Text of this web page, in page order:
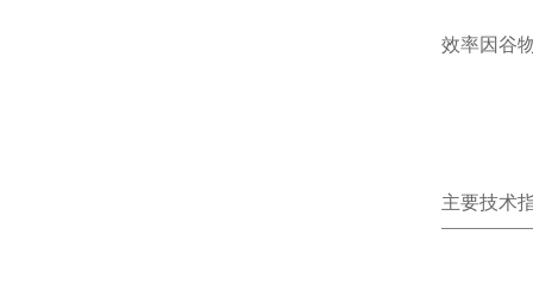
效率因谷
主要技术